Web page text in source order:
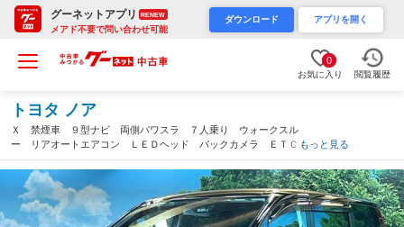
グーネットアプリ RENEW
メアド不要で問い合わせ可能
ダウンロード アプリを開く
0
お気に入り 閲覧履歴
トヨタ ノア
Ｘ 禁煙車 ９型ナビ 両側パワスラ ７人乗り ウォークスル
ー リアオートエアコン ＬＥＤヘッド バックカメラ ＥＴＣ
フルセグＴＶ Ｂｌｕｅｔｏｏｔｈ接続可 スマートキー デュア
ルオートエアコン（千葉県）
もっと見る